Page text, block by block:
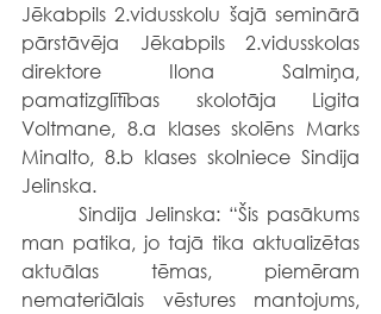
Jēkabpils 2.vidusskolu šajā seminārā
pārstāvēja Jēkabpils 2.vidusskolas
direktore Ilona Salmiņa,
pamatizglītības skolotāja Ligita
Voltmane, 8.a klases skolēns Marks
Minalto, 8.b klases skolniece Sindija
Jelinska.
       Sindija Jelinska: “Šis pasākums
man patika, jo tajā tika aktualizētas
aktuālas tēmas, piemēram
nemateriālais vēstures mantojums,